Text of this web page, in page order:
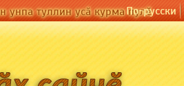
унпа туллин усӑ курма пулӗПо-русски